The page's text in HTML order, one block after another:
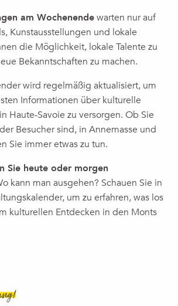
Lhermitte, „La rencontre“
et de partage - Exposition "Colette
The Lary Magic Family, Dani Lary
2026
Favorites
– eine unerschütterliche Freiheit
am Wochenendewarten nur auf
Kunstausstellungen und lokale
die Möglichkeit, lokale Talente zu
Bekanntschaften zu machen.
wird regelmäßig aktualisiert, um
Informationen über kulturelle
Haute-Savoie zu versorgen. Ob Sie
Besucher sind, in Annemasse und
Sie immer etwas zu tun.
Sie heute oder morgen
kann man ausgehen? Schauen Sie in
um zu erfahren, was los
kulturellen Entdecken in den Monts